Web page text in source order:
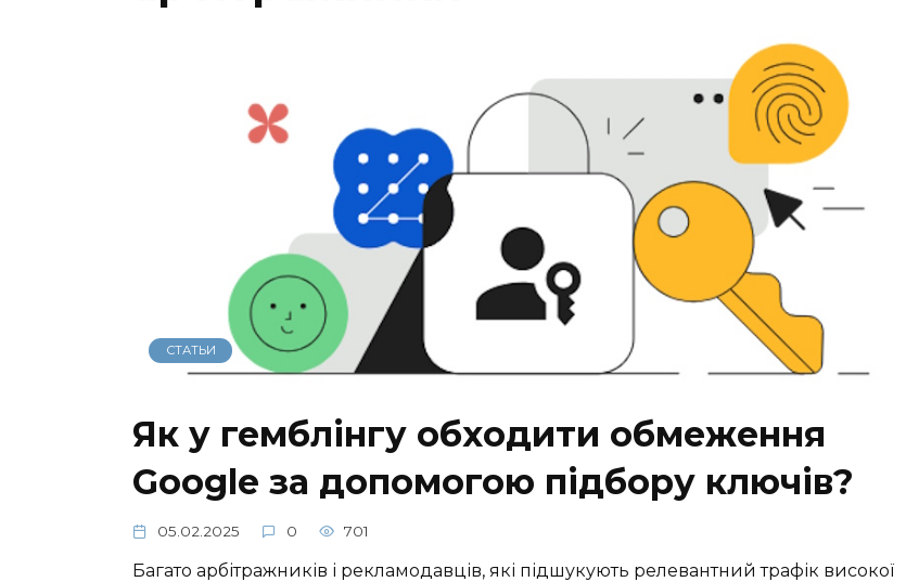
СТАТЬИ
Як у гемблінгу обходити обмеження
Google за допомогою підбору ключів?
05.02.2025 0 701
Багато арбітражників і рекламодавців, які підшукують релевантний трафік високої